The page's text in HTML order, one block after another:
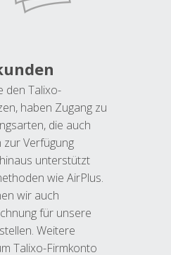
den Talixo-
haben Zugang zu
die auch
zur Verfügung
unterstützt
wie AirPlus.
wir auch
für unsere
Weitere
Talixo-Firmkonto